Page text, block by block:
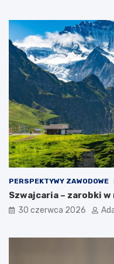
PERSPEKTYWY ZAWODOWE
Szwajcaria – zarobki
30 czerwca 2026